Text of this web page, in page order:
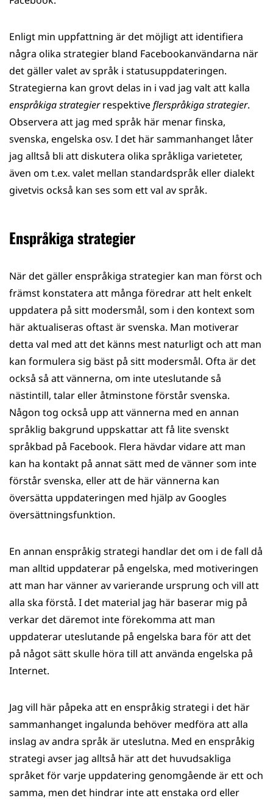
Enligt min uppfattning är det möjligt att identifiera
några olika strategier bland Facebookanvändarna när
det gäller valet av språk i statusuppdateringen.
Strategierna kan grovt delas in i vad jag valt att kalla
enspråkiga strategierrespektiveflerspråkiga strategier.
Observera att jag med språk här menar finska,
svenska, engelska osv. I det här sammanhanget låter
jag alltså bli att diskutera olika språkliga varieteter,
även om t.ex. valet mellan standardspråk eller dialekt
givetvis också kan ses som ett val av språk.
Enspråkiga strategier
När det gäller enspråkiga strategier kan man först och
främst konstatera att många föredrar att helt enkelt
uppdatera på sitt modersmål, som i den kontext som
här aktualiseras oftast är svenska. Man motiverar
detta val med att det känns mest naturligt och att man
kan formulera sig bäst på sitt modersmål. Ofta är det
också så att vännerna, om inte uteslutande så
nästintill, talar eller åtminstone förstår svenska.
Någon tog också upp att vännerna med en annan
språklig bakgrund uppskattar att få lite svenskt
språkbad på Facebook. Flera hävdar vidare att man
kan ha kontakt på annat sätt med de vänner som inte
förstår svenska, eller att de här vännerna kan
översätta uppdateringen med hjälp av Googles
översättningsfunktion.
En annan enspråkig strategi handlar det om i de fall då
man alltid uppdaterar på engelska, med motiveringen
att man har vänner av varierande ursprung och vill att
alla ska förstå. I det material jag här baserar mig på
verkar det däremot inte förekomma att man
uppdaterar uteslutande på engelska bara för att det
på något sätt skulle höra till att använda engelska på
Internet.
Jag vill här påpeka att en enspråkig strategi i det här
sammanhanget ingalunda behöver medföra att alla
inslag av andra språk är uteslutna. Med en enspråkig
strategi avser jag alltså här att det huvudsakliga
språket för varje uppdatering genomgående är ett och
samma, men det hindrar inte att enstaka ord eller